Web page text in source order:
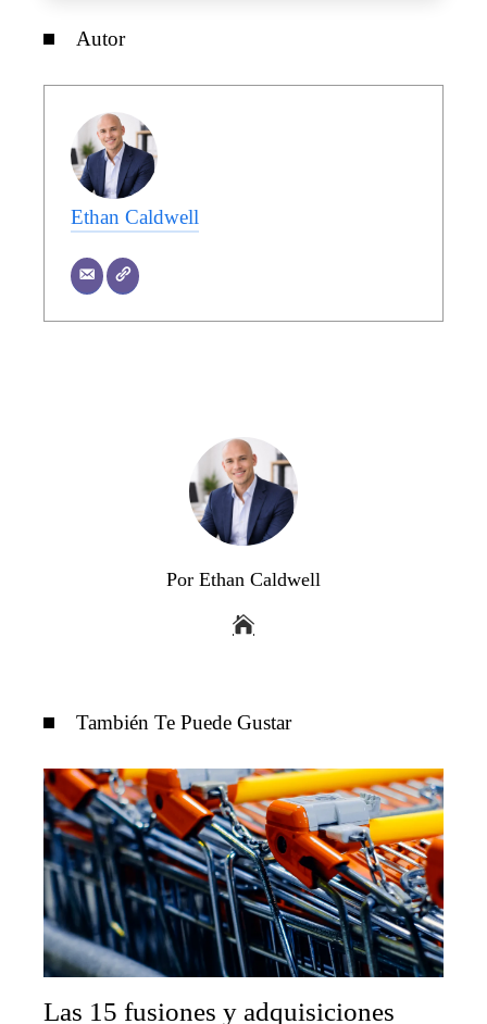
Autor
Ethan Caldwell
Por Ethan Caldwell
También Te Puede Gustar
Las 15 fusiones y adquisiciones